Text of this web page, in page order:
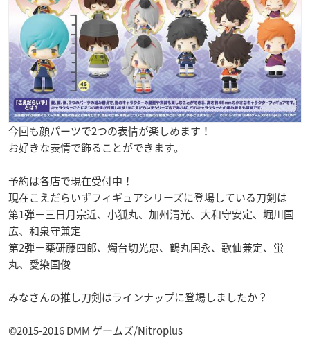
今回も顔パーツで2つの表情が楽しめます！
お好きな表情で飾ることができます。
予約は各店で現在受付中！
現在こえだらいずフィギュアシリーズに登場している刀剣は
第1弾−三日月宗近、小狐丸、加州清光、大和守安定、堀川国
広、和泉守兼定
第2弾−薬研藤四郎、燭台切光忠、鶴丸国永、歌仙兼定、蛍
丸、愛染国俊
みなさんの推し刀剣はラインナップに登場しましたか？
©2015-2016 DMM ゲームズ/Nitroplus